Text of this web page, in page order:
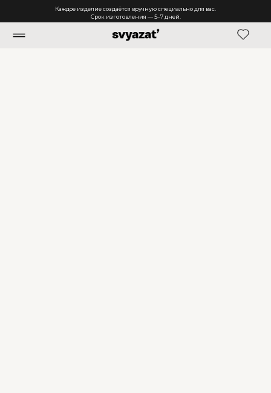
Каждое изделие создаётся вручную специально для вас.
Срок изготовления — 5–7 дней.